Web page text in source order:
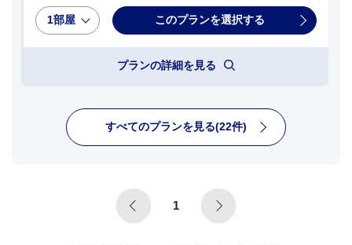
1部屋
プランの詳細を見る
すべてのプランを見る(22件)
1